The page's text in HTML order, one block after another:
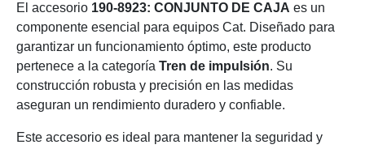
El accesorio 190-8923: CONJUNTO DE CAJA es un
componente esencial para equipos Cat. Diseñado para
garantizar un funcionamiento óptimo, este producto
pertenece a la categoría Tren de impulsión. Su
construcción robusta y precisión en las medidas
aseguran un rendimiento duradero y confiable.
Este accesorio es ideal para mantener la seguridad y